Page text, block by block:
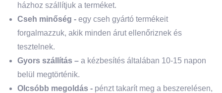
házhoz szállítjuk a terméket.
Cseh minőség - egy cseh gyártó termékeit
forgalmazzuk, akik minden árut ellenőriznek és
tesztelnek.
Gyors szállítás – a kézbesítés általában 10-15 napon
belül megtörténik.
Olcsóbb megoldás - pénzt takarít meg a beszerelésen,